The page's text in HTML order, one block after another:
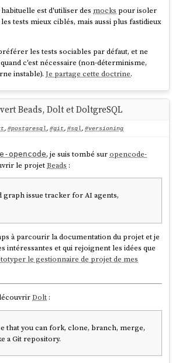
Pure Go driver, static
target
GOOS=linux GOARCH=arm64
go build
in
19 composable actions
JSON, state machine...)
reducing AI token costs from verbose CLI
wins
. When anyone can write a filter in 5
Rust, the filter ecosystem grows faster.
filtre dansrtk:https://github.com/rtk-
jj.toml.
snip:https://github.com/edouard-
filters/jj.yaml.
est d'utiliser des mocks pour isoler
tests mieux ciblés, mais aussi plus fastidieux
les tests sociables par défaut, et ne
c'est nécessaire (non-déterminisme,
instable).Je partage cette doctrine.
Beads, Dolt et DoltgreSQL
, #postgresql, #git, #sql, #versioning
opencode, je suis tombé suropencode-
le projetBeads :
graph issue tracker for AI agents,
à parcourir la documentation du projet et je
intéressantes et qui rejoignent les idées que
le gestionnaire de projet de mes
Dolt :
that you can fork, clone, branch, merge,
a Git repository.